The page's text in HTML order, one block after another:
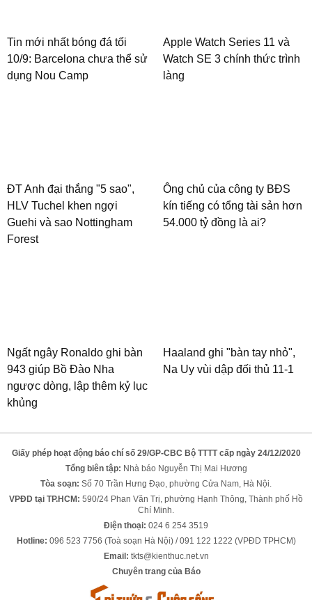
Tin mới nhất bóng đá tối
10/9: Barcelona chưa thể sử
dụng Nou Camp
Apple Watch Series 11 và
Watch SE 3 chính thức trình
làng
ĐT Anh đại thắng "5 sao",
HLV Tuchel khen ngợi
Guehi và sao Nottingham
Forest
Ông chủ của công ty BĐS
kín tiếng có tổng tài sản hơn
54.000 tỷ đồng là ai?
Ngất ngây Ronaldo ghi bàn
943 giúp Bồ Đào Nha
ngược dòng, lập thêm kỷ lục
khủng
Haaland ghi "bàn tay nhỏ",
Na Uy vùi dập đối thủ 11-1
Giấy phép hoạt động báo chí số 29/GP-CBC Bộ TTTT cấp ngày 24/12/2020
Tổng biên tập: Nhà báo Nguyễn Thị Mai Hương
Tòa soạn: Số 70 Trần Hưng Đạo, phường Cửa Nam, Hà Nội.
VPĐD tại TP.HCM: 590/24 Phan Văn Trị, phường Hạnh Thông, Thành phố Hồ
Chí Minh.
Điện thoại: 024 6 254 3519
Hotline: 096 523 7756 (Toà soạn Hà Nội) / 091 122 1222 (VPĐD TPHCM)
Email: tkts@kienthuc.net.vn
Chuyên trang của Báo